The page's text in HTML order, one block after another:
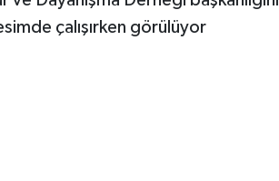
çalışırken görülüyor